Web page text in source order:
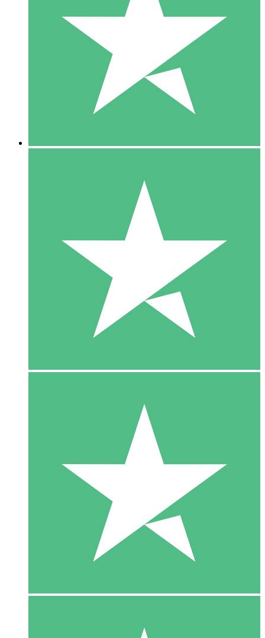
Paga según el uso con créditos de descarga. Sin compromiso
10 00
10 Descargas
20 00